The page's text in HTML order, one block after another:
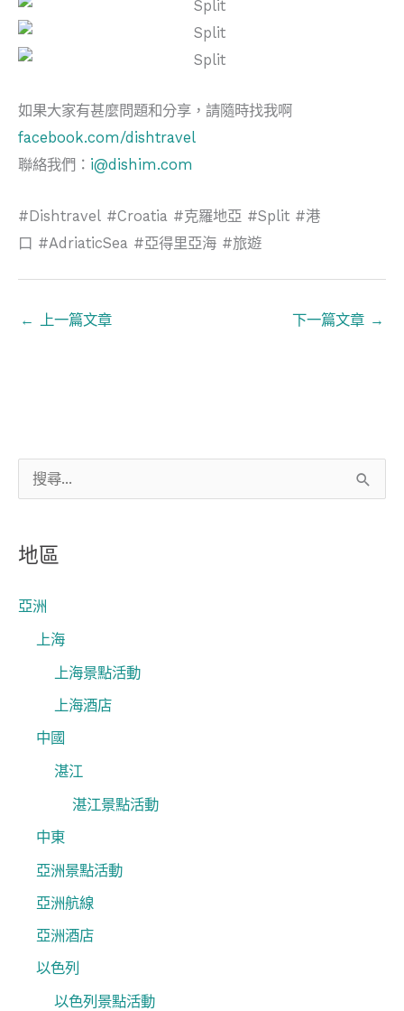
關
字
地區
亞洲
上海
上海景點活動
上海酒店
中國
湛江
湛江景點活動
中東
亞洲景點活動
亞洲航線
亞洲酒店
以色列
以色列景點活動
如果大家有甚麼問題和分享，請隨時找我啊
facebook.com/dishtravel
聯絡我們： i@dishim.com
#Dishtravel #Croatia #克羅地亞 #Split #港
口 #AdriaticSea #亞得里亞海 #旅遊
← 上一篇文章 下一篇文章 →